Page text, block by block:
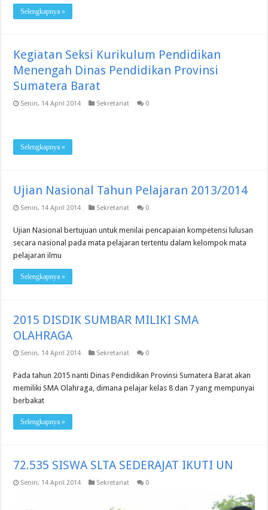
Selengkapnya »
Kegiatan Seksi Kurikulum Pendidikan
Menengah Dinas Pendidikan Provinsi
Sumatera Barat
Senin, 14 April 2014 Sekretariat 0
Selengkapnya »
Ujian Nasional Tahun Pelajaran 2013/2014
Senin, 14 April 2014 Sekretariat 0
Ujian Nasional bertujuan untuk menilai pencapaian kompetensi lulusan
secara nasional pada mata pelajaran tertentu dalam kelompok mata
pelajaran ilmu
Selengkapnya »
2015 DISDIK SUMBAR MILIKI SMA
OLAHRAGA
Senin, 14 April 2014 Sekretariat 0
Pada tahun 2015 nanti Dinas Pendidikan Provinsi Sumatera Barat akan
memiliki SMA Olahraga, dimana pelajar kelas 8 dan 7 yang mempunyai
berbakat
Selengkapnya »
72.535 SISWA SLTA SEDERAJAT IKUTI UN
Senin, 14 April 2014 Sekretariat 0